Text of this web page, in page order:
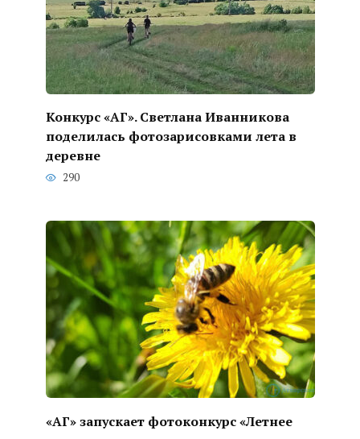
Конкурс «АГ». Светлана Иванникова
поделилась фотозарисовками лета в
деревне
290
«АГ» запускает фотоконкурс «Летнее